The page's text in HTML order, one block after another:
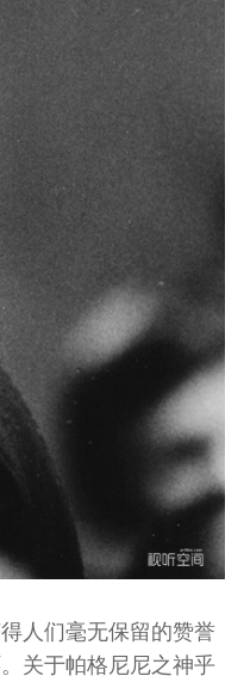
人们毫无保留的赞誉
关于帕格尼尼之神乎